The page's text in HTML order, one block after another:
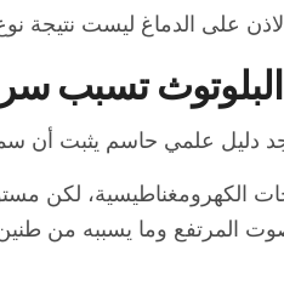
على الدماغ ليست نتيجة
تسبب
دليل علمي حاسم يثبت أن
الكهرومغناطيسية، لكن
المرتفع وما يسببه من